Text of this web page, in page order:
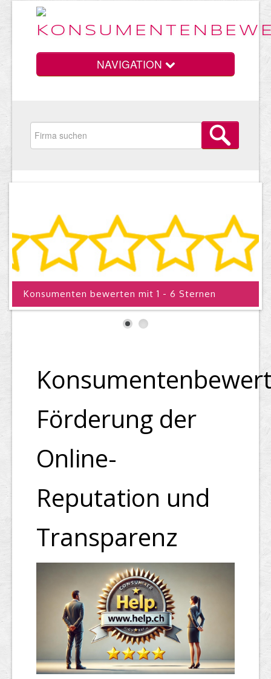
NAVIGATION
Preise
HELP Awards
Top Firmen
Konsumenten bewerten mit 1 - 6 Sternen
Förderung der
Online-
Reputation und
Transparenz